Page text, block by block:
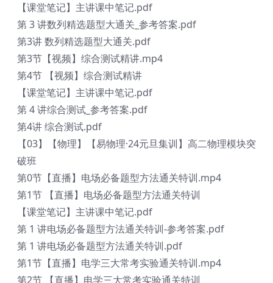
【课堂笔记】主讲课中笔记.pdf
第 3 讲数列精选题型大通关_参考答案.pdf
第3讲 数列精选题型大通关.pdf
第3节【视频】综合测试精讲.mp4
第4节 【视频】综合测试精讲
【课堂笔记】主讲课中笔记.pdf
第 4 讲综合测试_参考答案.pdf
第4讲 综合测试.pdf
【03】【物理】【易物理·24元旦集训】高二物理模块突
破班
第0节【直播】电场必备题型方法通关特训.mp4
第1节 【直播】电场必备题型方法通关特训
【课堂笔记】主讲课中笔记.pdf
第 1 讲电场必备题型方法通关特训-参考答案.pdf
第 1 讲电场必备题型方法通关特训.pdf
第1节【直播】电学三大常考实验通关特训.mp4
第2节 【直播】电学三大常考实验通关特训